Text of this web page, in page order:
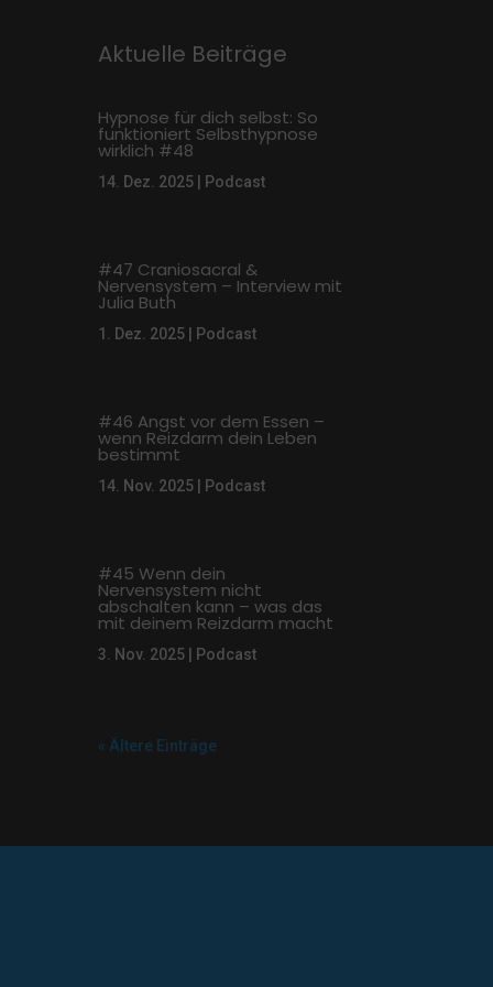
Aktuelle Beiträge
Hypnose für dich selbst: So
funktioniert Selbsthypnose
wirklich #48
14. Dez. 2025 Podcast
#47 Craniosacral &
Nervensystem – Interview mit
Julia Buth
1. Dez. 2025 Podcast
#46 Angst vor dem Essen –
wenn Reizdarm dein Leben
bestimmt
14. Nov. 2025 Podcast
#45 Wenn dein
Nervensystem nicht
abschalten kann – was das
mit deinem Reizdarm macht
3. Nov. 2025 Podcast
« Ältere Einträge